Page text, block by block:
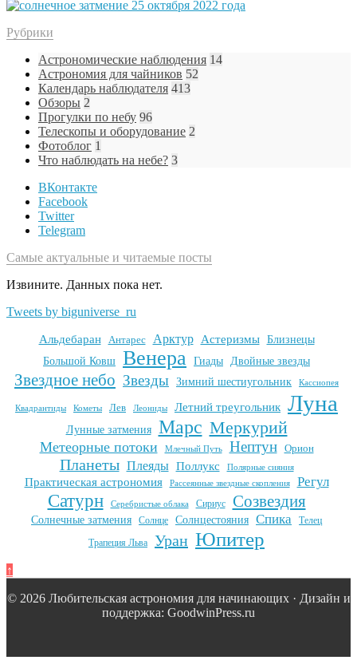
Рубрики
Астрономические наблюдения 14
Астрономия для чайников 52
Календарь наблюдателя 413
Обзоры 2
Прогулки по небу 96
Телескопы и оборудование 2
Фотоблог 1
Что наблюдать на небе? 3
ВКонтакте
Facebook
Twitter
Telegram
Самые актуальные и читаемые посты
Извините. Данных пока нет.
Tweets by biguniverse_ru
Альдебаран Антарес Арктур Астеризмы
Близнецы
Большой Ковш Венера Гиады Двойные звезды
Звездное небо Звезды Зимний шестиугольник Кассиопея
Квадрантиды Кометы Лев Леониды Летний треугольник Луна
Лунные затмения Марс Меркурий
Метеорные потоки Млечный Путь Нептун Орион
Планеты Плеяды Поллукс Полярные сияния
Практическая астрономия Рассеянные звездные скопления Регул
Сатурн Серебристые облака Сириус Созвездия
Солнечные затмения Солнце Солнцестояния Спика
Телец
Трапеция Льва
Уран Юпитер
↑
© 2026 Любительская астрономия для начинающих · Дизайн и
поддержка: GoodwinPress.ru